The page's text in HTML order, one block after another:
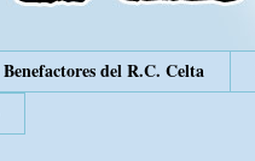
Benefactores del R.C. Celta